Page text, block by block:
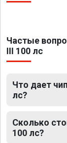
Частые
III 100 лс
Что дает
лс?
Сколько
100 лс?